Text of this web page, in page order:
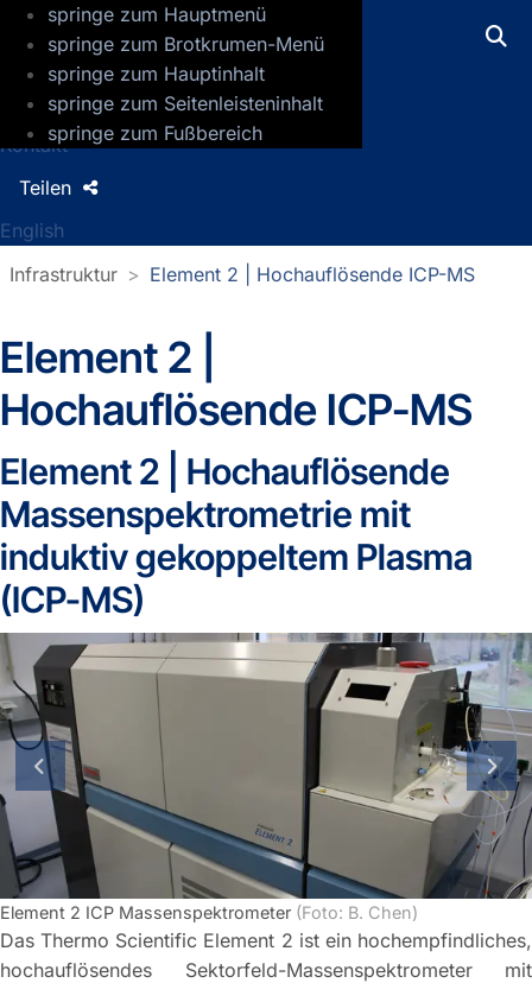
springe zum Hauptmenü
springe zum Brotkrumen-Menü
springe zum Hauptinhalt
springe zum Seitenleisteninhalt
springe zum Fußbereich
GFZ Helmholtz-Zentrum für
Presse
Jobs
Kontakt
English
Teilen
Infrastruktur Element 2 | Hochauflösende ICP-MS
Element 2 |
Hochauflösende ICP-MS
Element 2 | Hochauflösende
Massenspektrometrie mit
induktiv gekoppeltem Plasma
(ICP-MS)
Element 2 ICP Massenspektrometer (Foto: B. Chen)
vorherige Folie
Das Thermo Scientific Element 2 ist ein hochempfindliches,
hochauflösendes Sektorfeld-Massenspektrometer mit